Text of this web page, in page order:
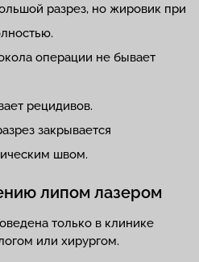
разрез, но жировик при
операции не бывает
рецидивов.
закрывается
швом.
липом лазером
только в клинике
или хирургом.